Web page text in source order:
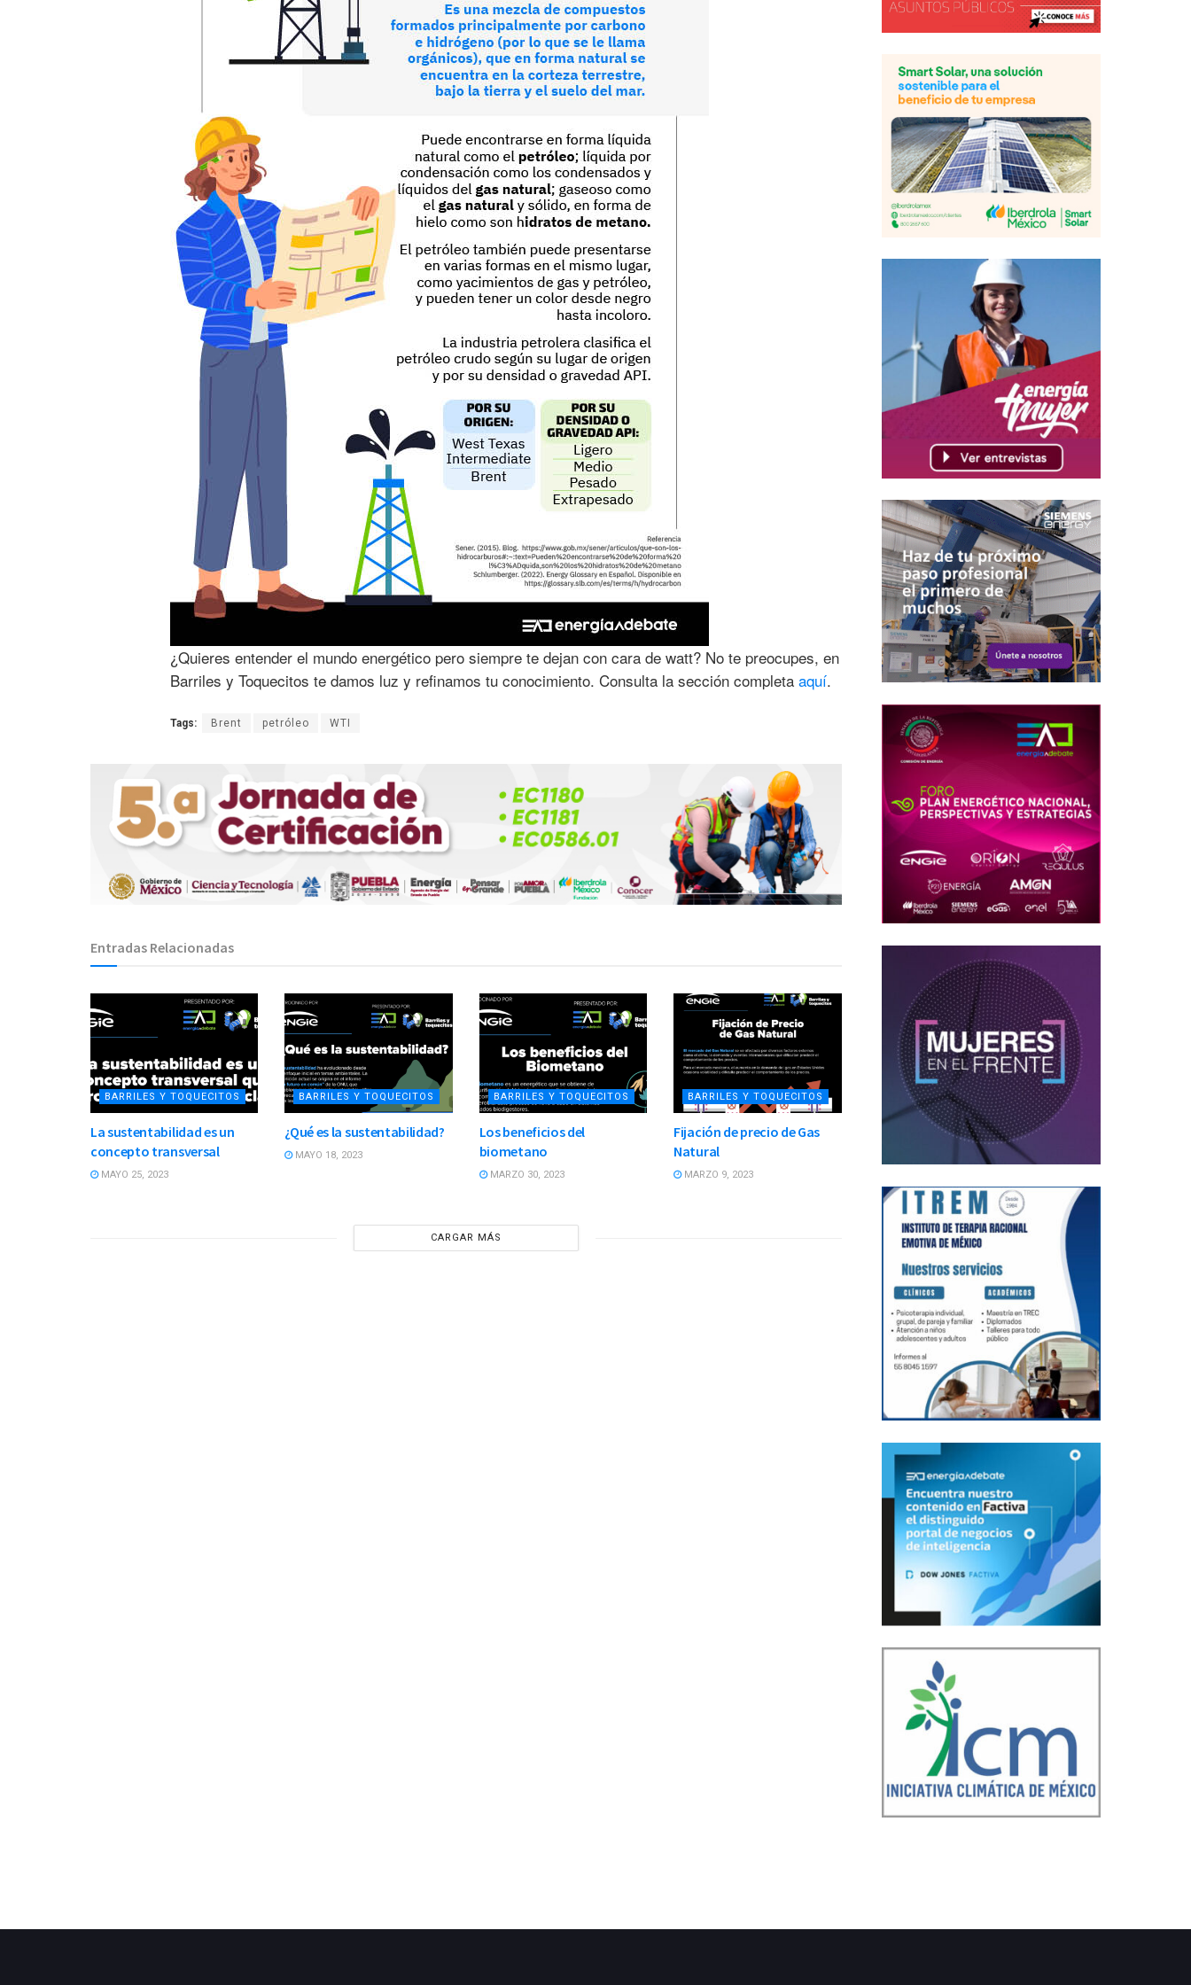
¿Quieres entender el mundo energético pero siempre te dejan con cara de watt? No te preocupes, en
Barriles y Toquecitos te damos luz y refinamos tu conocimiento. Consulta la sección completa aquí.
Tags: Brent petróleo WTI
Entradas Relacionadas
BARRILES Y TOQUECITOS
La sustentabilidad es un
concepto transversal
MAYO 25, 2023
BARRILES Y TOQUECITOS
¿Qué es la sustentabilidad?
MAYO 18, 2023
BARRILES Y TOQUECITOS
Los beneficios del
biometano
MARZO 30, 2023
BARRILES Y TOQUECITOS
Fijación de precio de Gas
Natural
MARZO 9, 2023
CARGAR MÁS